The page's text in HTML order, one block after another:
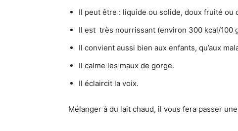
Il peut être : liquide ou solide, doux fruité ou
Il est très nourrissant (environ 300 kcal/100
Il convient aussi bien aux enfants, qu’aux
Il calme les maux de gorge.
Il éclaircit la voix.
Mélanger à du lait chaud, il vous fera passer